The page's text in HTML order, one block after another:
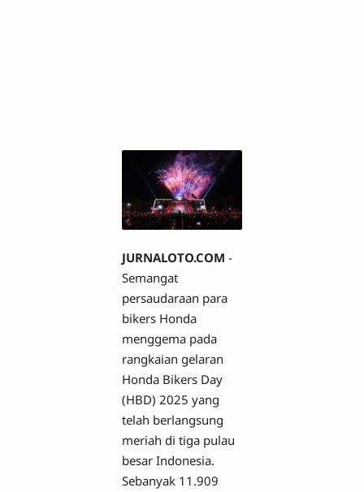
JURNALOTO.COM -
Semangat
persaudaraan para
bikers Honda
menggema pada
rangkaian gelaran
Honda Bikers Day
(HBD) 2025 yang
telah berlangsung
meriah di tiga pulau
besar Indonesia.
Sebanyak 11.909